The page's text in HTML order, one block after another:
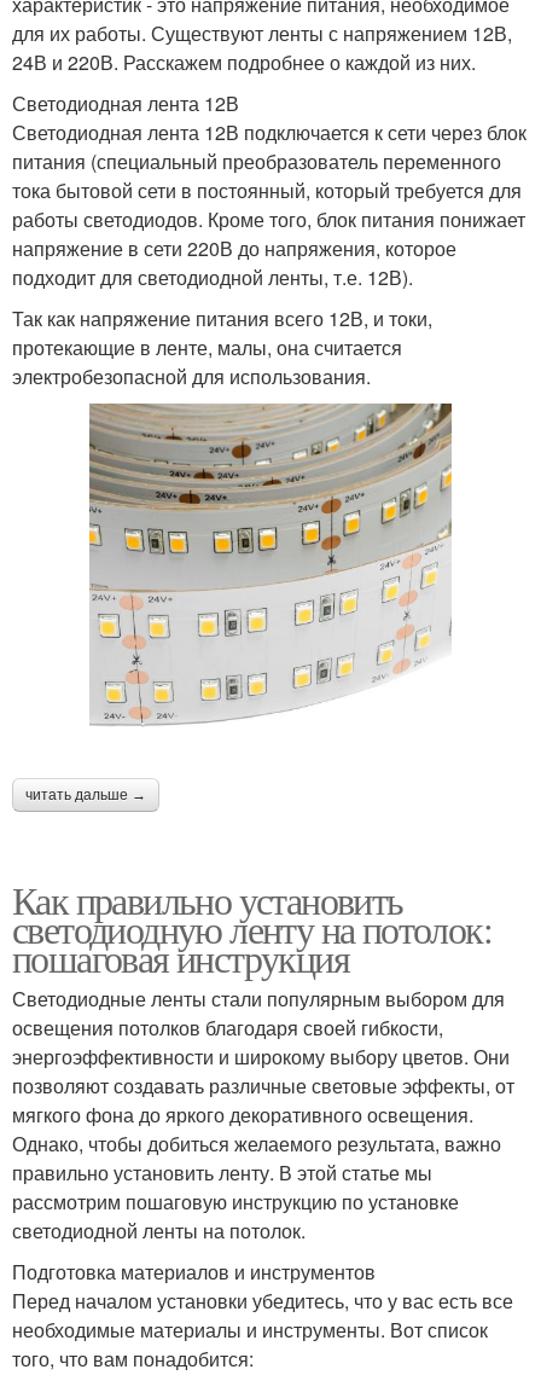
для их работы. Существуют ленты с напряжением 12В,
24В и 220В. Расскажем подробнее о каждой из них.
Светодиодная лента 12В
Светодиодная лента 12В подключается к сети через блок
питания (специальный преобразователь переменного
тока бытовой сети в постоянный, который требуется для
работы светодиодов. Кроме того, блок питания понижает
напряжение в сети 220В до напряжения, которое
подходит для светодиодной ленты, т.е. 12В).
Так как напряжение питания всего 12В, и токи,
протекающие в ленте, малы, она считается
электробезопасной для использования.
читать дальше →
Как правильно установить
светодиодную ленту на потолок:
пошаговая инструкция
Светодиодные ленты стали популярным выбором для
освещения потолков благодаря своей гибкости,
энергоэффективности и широкому выбору цветов. Они
позволяют создавать различные световые эффекты, от
мягкого фона до яркого декоративного освещения.
Однако, чтобы добиться желаемого результата, важно
правильно установить ленту. В этой статье мы
рассмотрим пошаговую инструкцию по установке
светодиодной ленты на потолок.
Подготовка материалов и инструментов
Перед началом установки убедитесь, что у вас есть все
необходимые материалы и инструменты. Вот список
того, что вам понадобится: